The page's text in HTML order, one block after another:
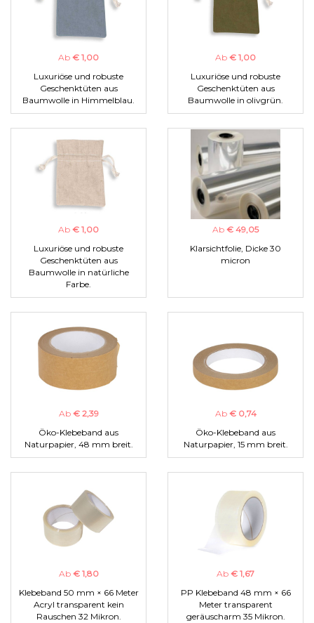
Ab € 1,00
Luxuriöse und robuste
Geschenktüten aus
Baumwolle in Himmelblau.
Ab € 1,00
Luxuriöse und robuste
Geschenktüten aus
Baumwolle in olivgrün.
Ab € 1,00
Luxuriöse und robuste
Geschenktüten aus
Baumwolle in natürliche
Farbe.
Ab € 49,05
Klarsichtfolie, Dicke 30
micron
Ab € 2,39
Öko-Klebeband aus
Naturpapier, 48 mm breit.
Ab € 0,74
Öko-Klebeband aus
Naturpapier, 15 mm breit.
Ab € 1,80
Klebeband 50 mm × 66 Meter
Acryl transparent kein
Rauschen 32 Mikron.
Ab € 1,67
PP Klebeband 48 mm × 66
Meter transparent
geräuscharm 35 Mikron.